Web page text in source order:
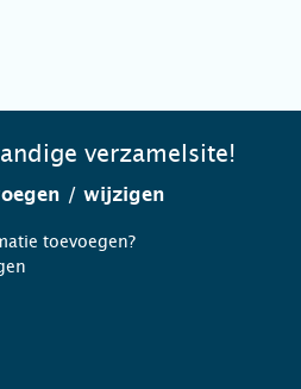
verzamelsite!
/ wijzigen
toevoegen?